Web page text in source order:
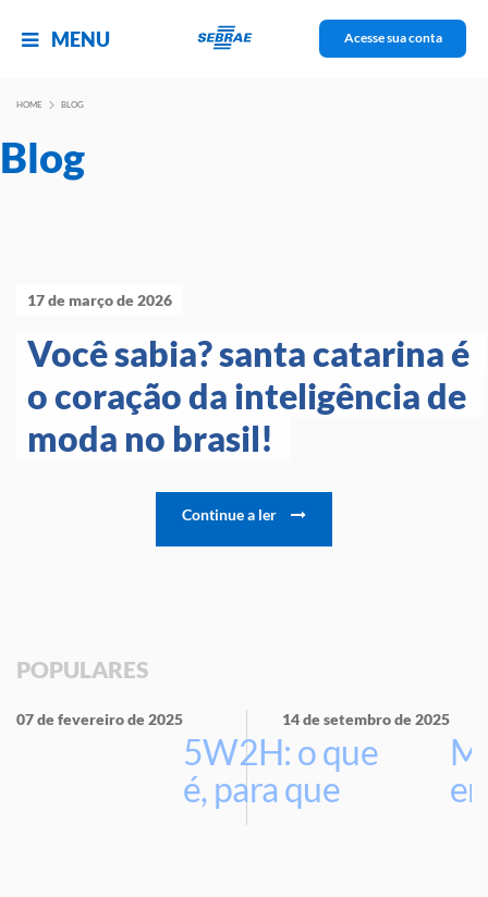
MENU Acesse sua conta
HOME BLOG
Blog
17 de março de 2026
Você sabia? santa catarina é
o coração da inteligência de
moda no brasil!
Continue a ler
POPULARES
07 de fevereiro de 2025
5W2H: o que
é, para que
serve e por
14 de setembro de 2025